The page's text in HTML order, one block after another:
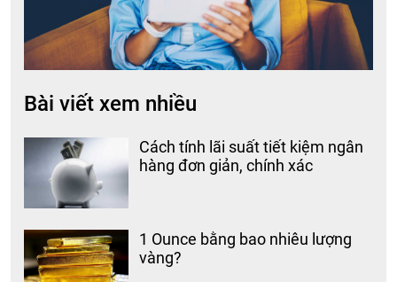
Bài viết xem nhiều
Cách tính lãi suất tiết kiệm ngân
hàng đơn giản, chính xác
1 Ounce bằng bao nhiêu lượng
vàng?